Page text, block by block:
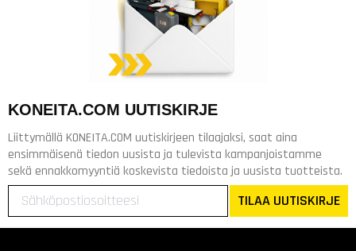
KONEITA.COM UUTISKIRJE
Liittymällä KONEITA.COM uutiskirjeen tilaajaksi, saat aina
ensimmäisenä tiedon uusista ja tulevista kampanjoistamme
sekä ennakkomyyntiä koskevista tiedoista ja uusista tuotteista.
TILAA UUTISKIRJE